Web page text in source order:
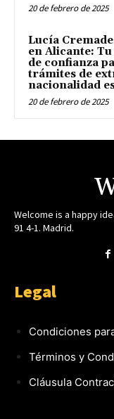
20 de febrero de 2025
Lucía
en Alicante:
de confianza
trámites de
nacionalidad
20 de febrero de 2025
Welcome is a happy
91 4-1. Madrid.
Legal
Condiciones
Términos y
Cláusula